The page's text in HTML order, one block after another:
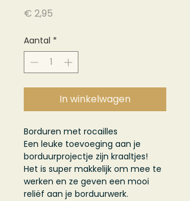
€ 2,95
Aantal *
In winkelwagen
Borduren met rocailles
Een leuke toevoeging aan je
borduurprojectje zijn kraaltjes!
Het is super makkelijk om mee te
werken en ze geven een mooi
reliëf aan je borduurwerk.